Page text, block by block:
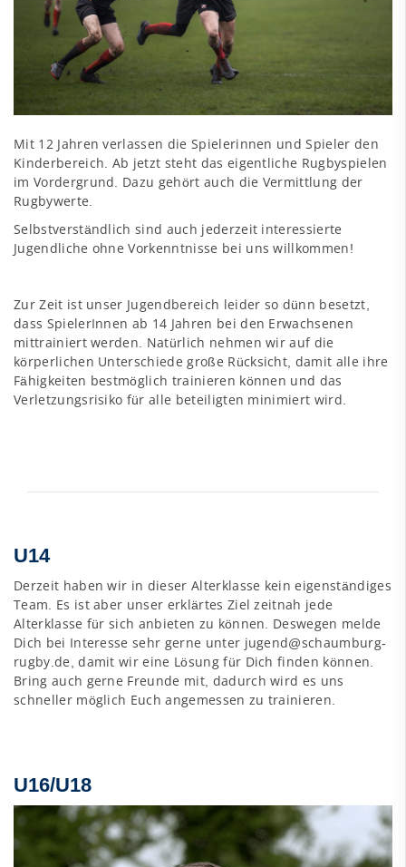
Mit 12 Jahren verlassen die Spielerinnen und Spieler den
Kinderbereich. Ab jetzt steht das eigentliche Rugbyspielen
im Vordergrund. Dazu gehört auch die Vermittlung der
Rugbywerte.
Selbstverständlich sind auch jederzeit interessierte
Jugendliche ohne Vorkenntnisse bei uns willkommen!
Zur Zeit ist unser Jugendbereich leider so dünn besetzt,
dass SpielerInnen ab 14 Jahren bei den Erwachsenen
mittrainiert werden. Natürlich nehmen wir auf die
körperlichen Unterschiede große Rücksicht, damit alle ihre
Fähigkeiten bestmöglich trainieren können und das
Verletzungsrisiko für alle beteiligten minimiert wird.
U14
Derzeit haben wir in dieser Alterklasse kein eigenständiges
Team. Es ist aber unser erklärtes Ziel zeitnah jede
Alterklasse für sich anbieten zu können. Deswegen melde
Dich bei Interesse sehr gerne unter jugend@schaumburg-
rugby.de, damit wir eine Lösung für Dich finden können.
Bring auch gerne Freunde mit, dadurch wird es uns
schneller möglich Euch angemessen zu trainieren.
U16/U18